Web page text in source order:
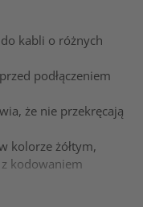
kabli o różnych
podłączeniem
że nie przekręcają
kolorze żółtym,
kodowaniem